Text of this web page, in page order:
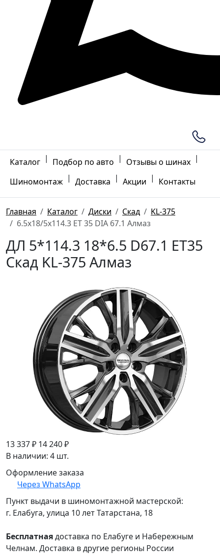
Каталог | Подбор по авто | Отзывы о шинах |
Шиномонтаж | Доставка | Акции | Контакты
Главная Каталог Диски Скад
KL-375
6.5x18/5x114.3 ET 35 DIA 67.1 Алмаз
ДЛ 5*114.3 18*6.5 D67.1 ET35
Скад KL-375 Алмаз
13 337 ₽ 14 240 ₽
В наличии: 4 шт.
Оформление заказа
Через WhatsApp
Пункт выдачи в шиномонтажной мастерской:
г. Елабуга, улица 10 лет Татарстана, 18
Бесплатнаядоставка по Елабуге и Набережным
Челнам. Доставка в другие регионы России